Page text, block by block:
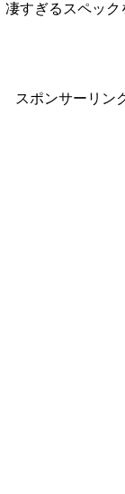
凄すぎるスペック
スポンサーリン